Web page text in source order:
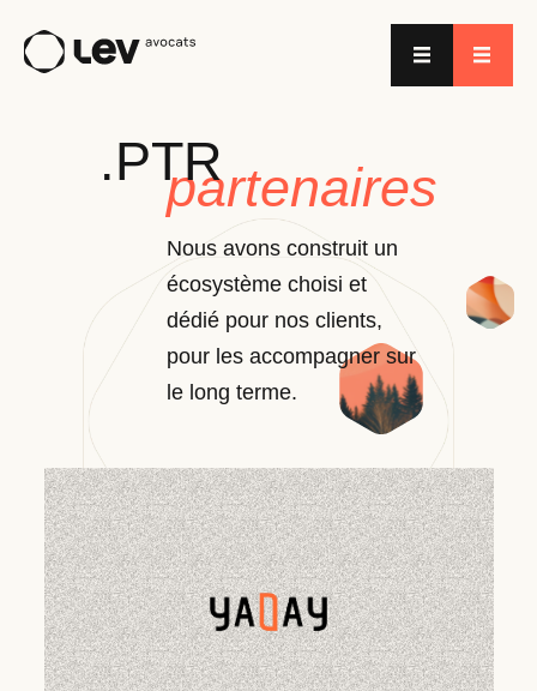
.PTRpartenaires
Nous avons construit un
écosystème choisi et
dédié pour nos clients,
pour les accompagner sur
le long terme.